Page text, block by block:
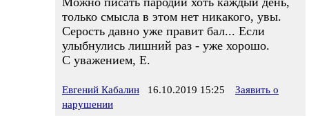
только смысла в этом нет никакого, увы.
Серость давно уже правит бал... Если
улыбнулись лишний раз - уже хорошо.
С уважением, Е.
Евгений Кабалин 16.10.2019 15:25
Заявить о
нарушении